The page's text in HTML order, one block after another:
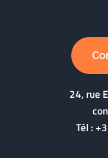
24, rue
Tél :